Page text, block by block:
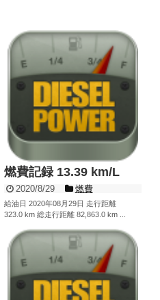
燃費記録 13.39 km/L
2020/8/29 燃費
給油日 2020年08月29日 走行距離
323.0 km 総走行距離 82,863.0 km ...
記事を読む